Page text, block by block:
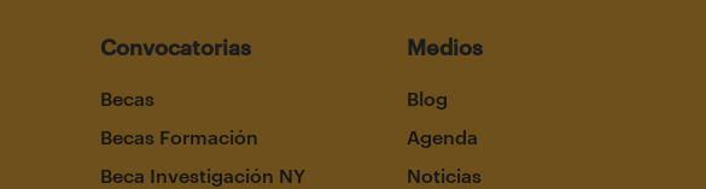
Convocatorias
Becas
Becas Formación
Beca Investigación NY
Medios
Blog
Agenda
Noticias